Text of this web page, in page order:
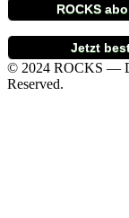
ROCKS
Jetzt
© 2024 ROCKS —
Reserved.